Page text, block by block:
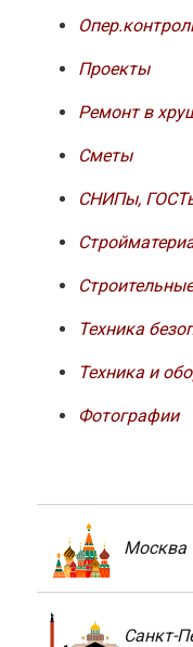
Проекты
Ремонт в
Сметы
СНИПы,
Техника
Техника и
Фотографии
Москва
Санкт-